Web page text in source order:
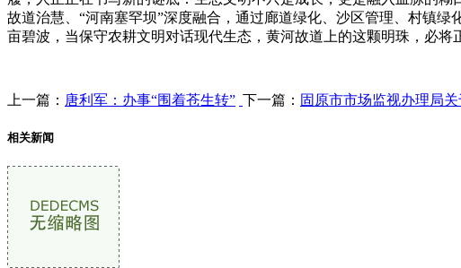
故道治慧、“河南塞罕坝”深度融合，通过廊道绿化、沙区管理、村镇
亩碧波，当保守农耕文明对话现代生态，黄河故道上的这颗明珠，必将
上一篇： 唐利军：办事“围着苍生转” 下一篇： 固原市市场监视办理局
相关新闻